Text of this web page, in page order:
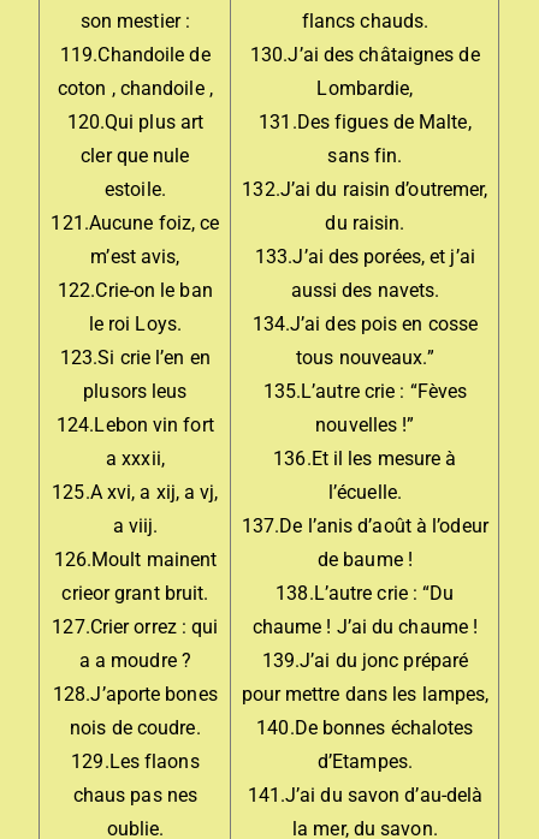
son mestier :
119.Chandoile de
coton , chandoile ,
120.Qui plus art
cler que nule
estoile.
121.Aucune foiz, ce
m’est avis,
122.Crie-on le ban
le roi Loys.
123.Si crie l’en en
plusors leus
124.Lebon vin fort
a xxxii,
125.A xvi, a xij, a vj,
a viij.
126.Moult mainent
crieor grant bruit.
127.Crier orrez : qui
a a moudre ?
128.J’aporte bones
nois de coudre.
129.Les flaons
chaus pas nes
oublie.
flancs chauds.
130.J’ai des châtaignes de
Lombardie,
131.Des figues de Malte,
sans fin.
132.J’ai du raisin d’outremer,
du raisin.
133.J’ai des porées, et j’ai
aussi des navets.
134.J’ai des pois en cosse
tous nouveaux.”
135.L’autre crie : “Fèves
nouvelles !”
136.Et il les mesure à
l’écuelle.
137.De l’anis d’août à l’odeur
de baume !
138.L’autre crie : “Du
chaume ! J’ai du chaume !
139.J’ai du jonc préparé
pour mettre dans les lampes,
140.De bonnes échalotes
d’Etampes.
141.J’ai du savon d’au-delà
la mer, du savon.